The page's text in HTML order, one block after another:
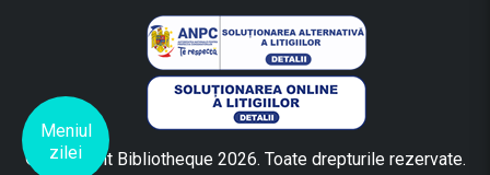
Meniul
zilei
©Copyright Bibliotheque 2026. Toate drepturile rezervate.